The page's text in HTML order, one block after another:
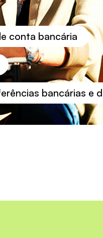
conta bancária
bancárias e